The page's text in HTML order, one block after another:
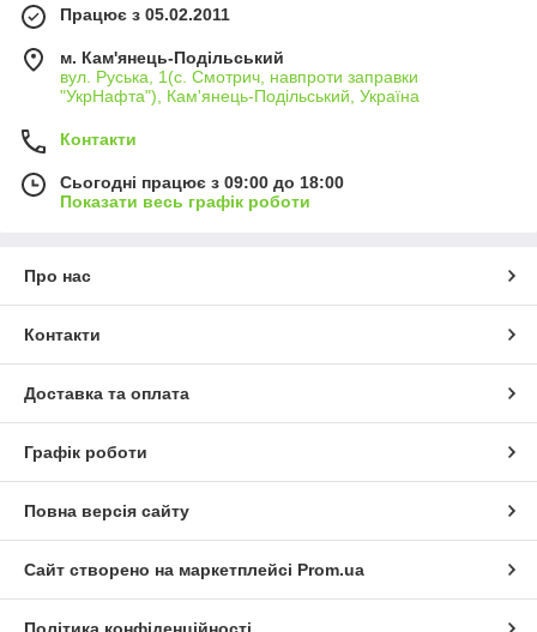
Працює з 05.02.2011
м. Кам'янець-Подільський
вул. Руська, 1(с. Смотрич, навпроти заправки
"УкрНафта"), Кам'янець-Подільський, Україна
Контакти
Сьогодні працює з 09:00 до 18:00
Показати весь графік роботи
Про нас
Контакти
Доставка та оплата
Графік роботи
Повна версія сайту
Сайт створено на маркетплейсі Prom.ua